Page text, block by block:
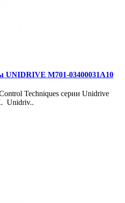
UNIDRIVE M701-03400031А10
Techniques серии Unidrive
Unidriv..